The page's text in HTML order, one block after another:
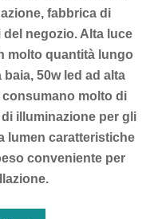
fabbrica di
negozio. Alta luce
molto quantità lungo
50w led ad alta
consumano molto di
illuminazione per gli
lumen caratteristiche
conveniente per